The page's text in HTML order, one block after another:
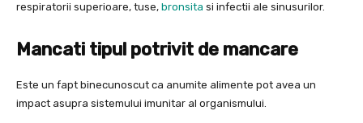
respiratorii superioare, tuse, bronsita si infectii ale sinusurilor.
Mancati tipul potrivit de mancare
Este un fapt binecunoscut ca anumite alimente pot avea un
impact asupra sistemului imunitar al organismului.